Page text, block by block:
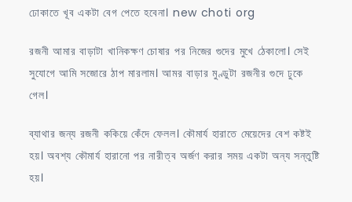
ঢোকাতে খূব একটা বেগ পেতে হবেনা। new choti org
রজনী আমার বাড়াটা খানিকক্ষণ চোষার পর নিজের গুদের মুখে ঠেকালো। সেই
সুযোগে আমি সজোরে ঠাপ মারলাম। আমর বাড়ার মুণ্ডুটা রজনীর গুদে ঢুকে
গেল।
ব্যাথার জন্য রজনী ককিয়ে কেঁদে ফেলল। কৌমার্য হারাতে মেয়েদের বেশ কষ্টই
হয়। অবশ্য কৌমার্য হারানো পর নারীত্ব অর্জণ করার সময় একটা অন্য সন্তুষ্টি
হয়।